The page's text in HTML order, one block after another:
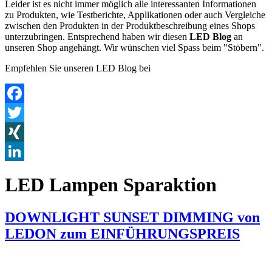
Leider ist es nicht immer möglich alle interessanten Informationen
zu Produkten, wie Testberichte, Applikationen oder auch Vergleiche
zwischen den Produkten in der Produktbeschreibung eines Shops
unterzubringen. Entsprechend haben wir diesen LED Blog an
unseren Shop angehängt. Wir wünschen viel Spass beim "Stöbern".
Empfehlen Sie unseren LED Blog bei
Facebook
Twitter
XING
LED Lampen Sparaktion
DOWNLIGHT SUNSET DIMMING von
LEDON zum EINFÜHRUNGSPREIS